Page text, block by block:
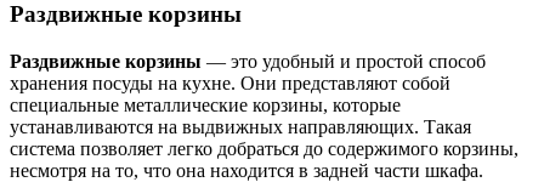
Раздвижные корзины
Раздвижные корзины — это удобный и простой способ
хранения посуды на кухне. Они представляют собой
специальные металлические корзины, которые
устанавливаются на выдвижных направляющих. Такая
система позволяет легко добраться до содержимого корзины,
несмотря на то, что она находится в задней части шкафа.